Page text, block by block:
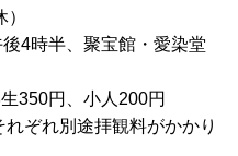
4時半、聚宝館・愛染堂
350円、小人200円
ぞれ別途拝観料がかかり